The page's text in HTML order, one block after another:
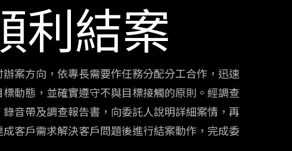
利結案
案方向，依專長需要作任務分配分工合作，迅速
動態，並確實遵守不與目標接觸的原則。經調查
音帶及調查報告書，向委託人說明詳細案情，再
客戶需求解決客戶問題後進行結案動作，完成委